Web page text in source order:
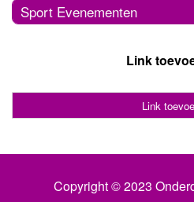
Sport Evenementen
Link
Link
Copyright © 2023